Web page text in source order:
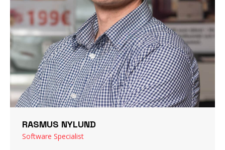
RASMUS NYLUND
Software Specialist